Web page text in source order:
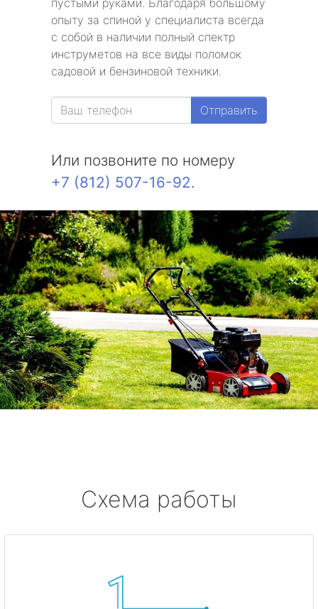
пустыми руками. Благодаря большому
опыту за спиной у специалиста всегда
с собой в наличии полный спектр
инструметов на все виды поломок
садовой и бензиновой техники.
Отправить
Или позвоните по номеру
+7 (812) 507-16-92.
Схема работы